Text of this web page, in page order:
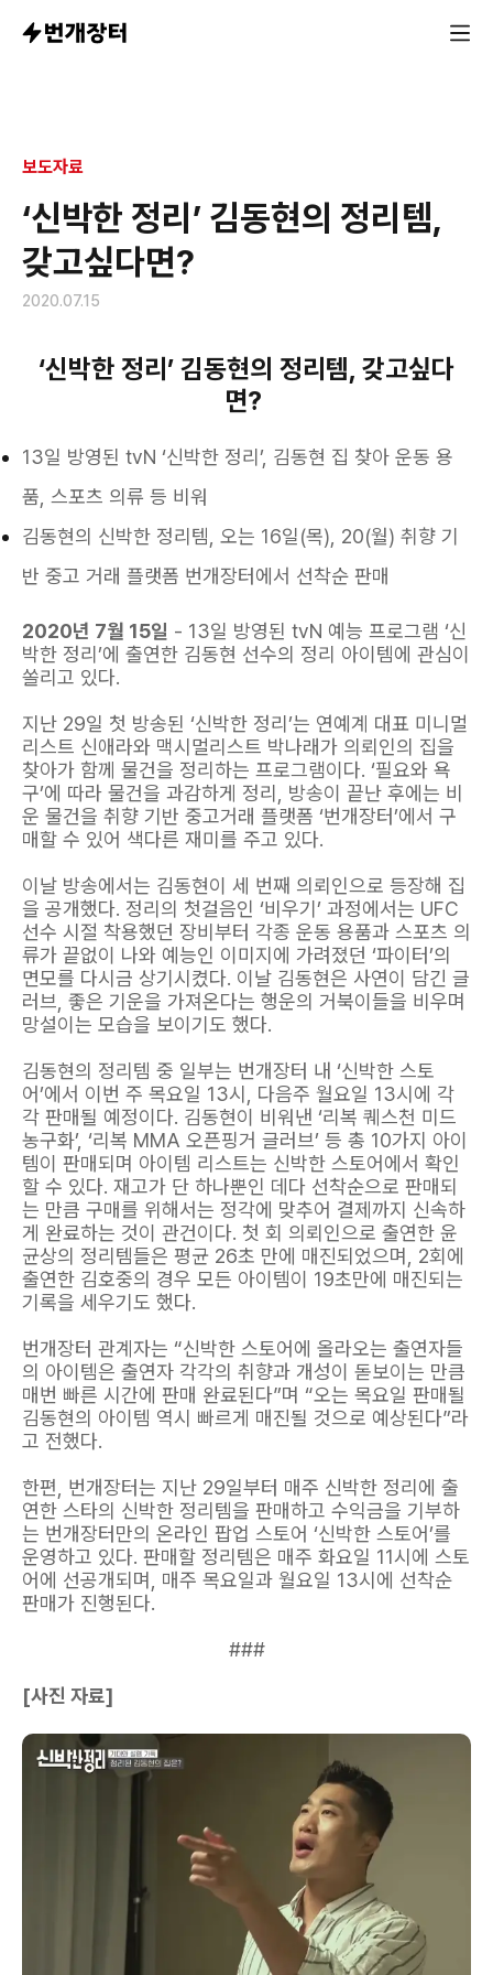
보도자료
‘신박한 정리’ 김동현의 정리템,
갖고싶다면?
김동현의 신박한 정리템, 오는 16일(목), 20(월) 취향 기반
2020.07.15
‘신박한 정리’ 김동현의 정리템, 갖고싶다
면?
13일 방영된 tvN ‘신박한 정리’, 김동현 집 찾아 운동 용
품, 스포츠 의류 등 비워
김동현의 신박한 정리템, 오는 16일(목), 20(월) 취향 기
반 중고 거래 플랫폼 번개장터에서 선착순 판매
2020년 7월 15일 - 13일 방영된 tvN 예능 프로그램 ‘신
박한 정리’에 출연한 김동현 선수의 정리 아이템에 관심이
쏠리고 있다.
지난 29일 첫 방송된 ‘신박한 정리’는 연예계 대표 미니멀
리스트 신애라와 맥시멀리스트 박나래가 의뢰인의 집을
찾아가 함께 물건을 정리하는 프로그램이다. ‘필요와 욕
구’에 따라 물건을 과감하게 정리, 방송이 끝난 후에는 비
운 물건을 취향 기반 중고거래 플랫폼 ‘번개장터’에서 구
매할 수 있어 색다른 재미를 주고 있다.
이날 방송에서는 김동현이 세 번째 의뢰인으로 등장해 집
을 공개했다. 정리의 첫걸음인 ‘비우기’ 과정에서는 UFC
선수 시절 착용했던 장비부터 각종 운동 용품과 스포츠 의
류가 끝없이 나와 예능인 이미지에 가려졌던 ‘파이터’의
면모를 다시금 상기시켰다. 이날 김동현은 사연이 담긴 글
러브, 좋은 기운을 가져온다는 행운의 거북이들을 비우며
망설이는 모습을 보이기도 했다.
김동현의 정리템 중 일부는 번개장터 내 ‘신박한 스토
어’에서 이번 주 목요일 13시, 다음주 월요일 13시에 각
각 판매될 예정이다. 김동현이 비워낸 ‘리복 퀘스천 미드
농구화’, ‘리복 MMA 오픈핑거 글러브’ 등 총 10가지 아이
템이 판매되며 아이템 리스트는 신박한 스토어에서 확인
할 수 있다. 재고가 단 하나뿐인 데다 선착순으로 판매되
는 만큼 구매를 위해서는 정각에 맞추어 결제까지 신속하
게 완료하는 것이 관건이다. 첫 회 의뢰인으로 출연한 윤
균상의 정리템들은 평균 26초 만에 매진되었으며, 2회에
출연한 김호중의 경우 모든 아이템이 19초만에 매진되는
기록을 세우기도 했다.
번개장터 관계자는 “신박한 스토어에 올라오는 출연자들
의 아이템은 출연자 각각의 취향과 개성이 돋보이는 만큼
매번 빠른 시간에 판매 완료된다”며 “오는 목요일 판매될
김동현의 아이템 역시 빠르게 매진될 것으로 예상된다”라
고 전했다.
한편, 번개장터는 지난 29일부터 매주 신박한 정리에 출
연한 스타의 신박한 정리템을 판매하고 수익금을 기부하
는 번개장터만의 온라인 팝업 스토어 ‘신박한 스토어’를
운영하고 있다. 판매할 정리템은 매주 화요일 11시에 스토
어에 선공개되며, 매주 목요일과 월요일 13시에 선착순
판매가 진행된다.
###
[사진 자료]